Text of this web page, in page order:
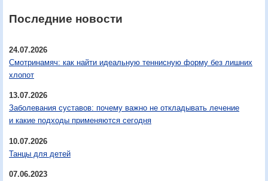
Последние новости
24.07.2026
Смотринамяч: как найти идеальную теннисную форму без лишних
хлопот
13.07.2026
Заболевания суставов: почему важно не откладывать лечение
и какие подходы применяются сегодня
10.07.2026
Танцы для детей
07.06.2023